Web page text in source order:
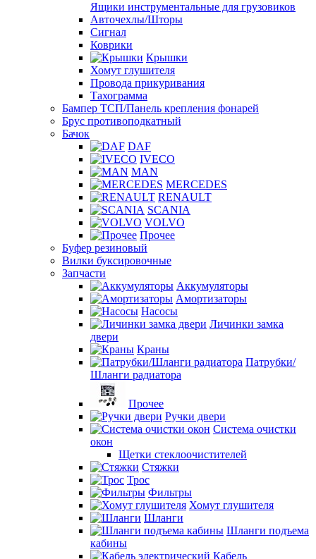
Ящики инструментальные для грузовиков
Авточехлы/Шторы
Сигнал
Коврики
Крышки
Хомут глушителя
Провода прикуривания
Тахограмма
Бампер ТСП/Панель крепления фонарей
Брус противоподкатный
Бачок
DAF
IVECO
MAN
MERCEDES
RENAULT
SCANIA
VOLVO
Прочее
Буфер резиновый
Вилки буксировочные
Запчасти
Аккумуляторы
Амортизаторы
Насосы
Личинки замка
двери
Краны
Патрубки/
Шланги радиатора
Прочее
Ручки двери
Система очистки
окон
Щетки стеклоочистителей
Стяжки
Трос
Фильтры
Хомут глушителя
Шланги
Шланги подъема
кабины
Кабель